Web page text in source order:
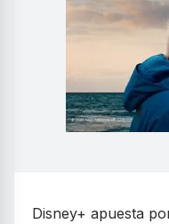
Disney+ apuesta